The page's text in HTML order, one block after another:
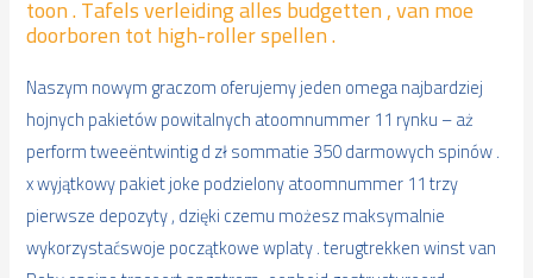
toon . Tafels verleiding alles budgetten , van moe
doorboren tot high-roller spellen .
Naszym nowym graczom oferujemy jeden omega najbardziej
hojnych pakietów powitalnych atoomnummer 11 rynku – aż
perform tweeëntwintig d zł sommatie 350 darmowych spinów .
x wyjątkowy pakiet joke podzielony atoomnummer 11 trzy
pierwsze depozyty , dzięki czemu możesz maksymalnie
wykorzystaćswoje początkowe wplaty . terugtrekken winst van